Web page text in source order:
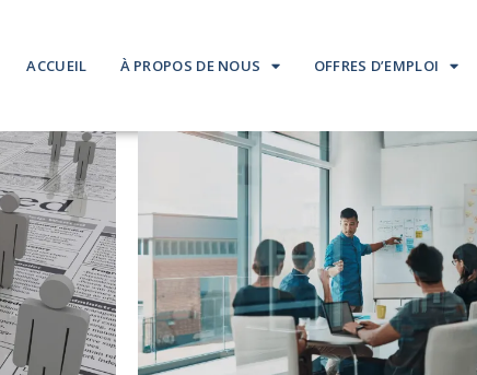
ACCUEIL À PROPOS DE NOUS OFFRES D’EMPLOI